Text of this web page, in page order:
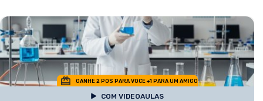
GANHE 2 POS PARA VOCE +1 PARA UM AMIGO
COM VIDEOAULAS